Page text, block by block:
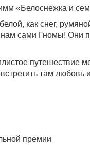
«Белоснежка и
как снег,
сами Гномы! Они
путешествие
там любовь
премии